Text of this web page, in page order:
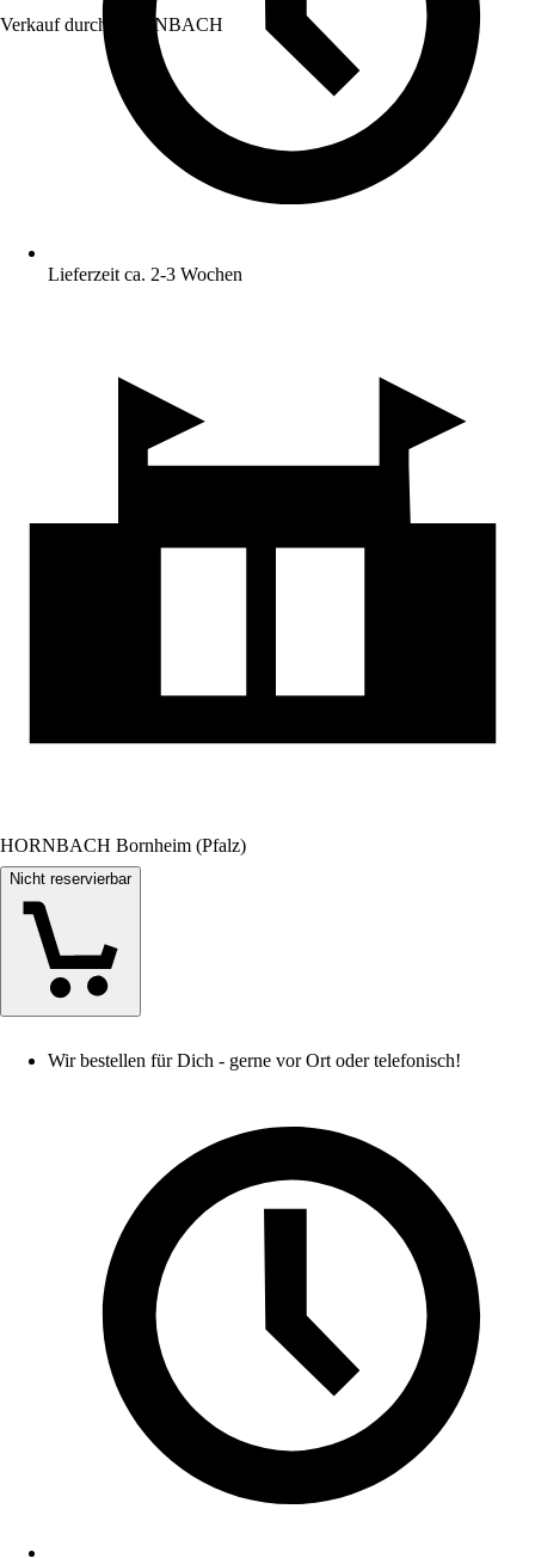
Verkauf durch: HORNBACH
Lieferzeit ca. 2-3 Wochen
HORNBACH Bornheim (Pfalz)
Nicht reservierbar
Wir bestellen für Dich - gerne vor Ort oder telefonisch!